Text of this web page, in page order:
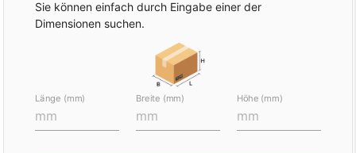
Sie können einfach durch Eingabe einer der
Dimensionen suchen.
Länge (mm) Breite (mm) Höhe (mm)